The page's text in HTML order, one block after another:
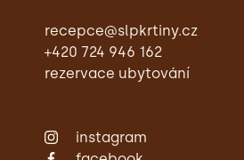
recepce@slpkrtiny.cz
+420 724 946 162
rezervace ubytování
instagram